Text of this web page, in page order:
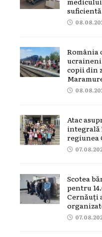
suficientă
România
ucraineni
copii din
Atac
integrală
regiunea
Scotea
pentru
Cernăuți